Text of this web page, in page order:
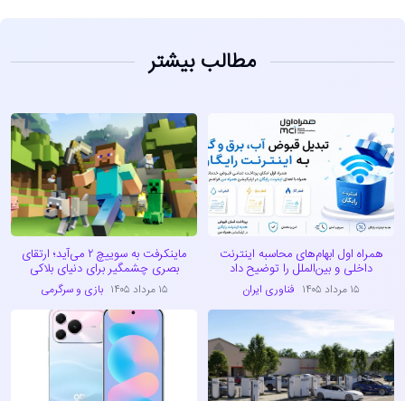
مطالب بیشتر
همراه اول ابهام‌های محاسبه اینترنت
داخلی و بین‌الملل را توضیح داد
۱۵ مرداد ۱۴۰۵ فناوری ایران
ماینکرفت به سوییچ ۲ می‌آید؛ ارتقای
بصری چشمگیر برای دنیای بلاکی
۱۵ مرداد ۱۴۰۵ بازی و سرگرمی